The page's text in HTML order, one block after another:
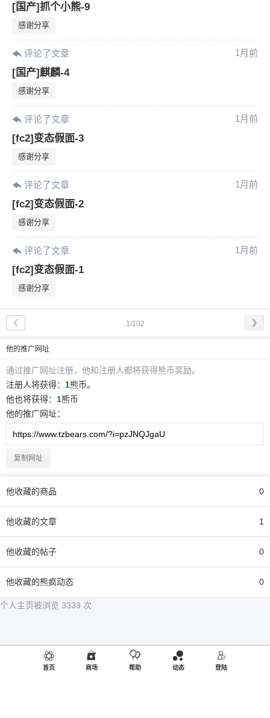
[国产]抓个小熊-9
感谢分享
评论了文章 1月前
[国产]麒麟-4
感谢分享
评论了文章 1月前
[fc2]变态假面-3
感谢分享
评论了文章 1月前
[fc2]变态假面-2
感谢分享
评论了文章 1月前
[fc2]变态假面-1
感谢分享
1/102
❮ ❯
他的推广网址
通过推广网址注册， 他和注册人都将获得熊币奖励。
注册人将获得： 1熊币。
他也将获得： 1熊币
他的推广网址：
复制网址
他收藏的商品 0
他收藏的文章 1
他收藏的帖子 0
他收藏的熊疯动态 0
个人主页被浏览 3333 次
首页 商场 帮助 动态 登陆